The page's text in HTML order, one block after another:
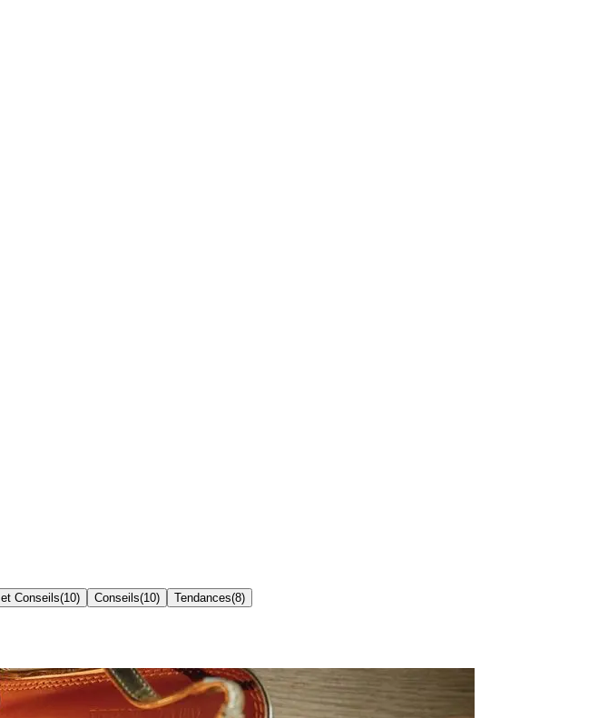
Conseils(10) Conseils(10) Tendances(8)